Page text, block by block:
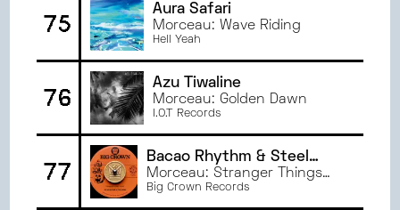
75
Aura Safari
Morceau: Wave Riding
Hell Yeah
76
Azu Tiwaline
Morceau: Golden Dawn
I.O.T Records
77
Bacao Rhythm & Steel
Band
Morceau: Stranger Things
Theme
Big Crown Records